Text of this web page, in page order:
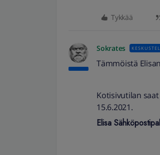
Tykkää
Sokrates
Tämmöistä
Kotisivutilan
15.6.2021.
Elisa